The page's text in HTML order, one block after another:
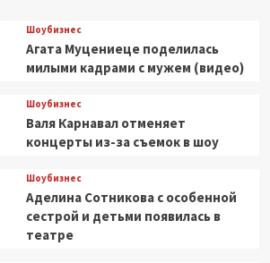
Шоубизнес
Агата Муцениеце поделилась
милыми кадрами с мужем (видео)
Шоубизнес
Валя Карнавал отменяет
концерты из-за съемок в шоу
Шоубизнес
Аделина Сотникова с особенной
сестрой и детьми появилась в
театре